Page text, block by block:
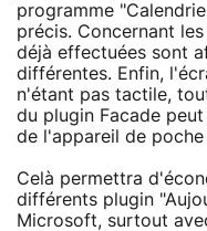
programme
précis. Concernant
déjà effectuées sont
différentes. Enfin,
n'étant pas tactile,
du plugin Facade
de l'appareil de
Celà permettra
différents plugin
Microsoft, surtout